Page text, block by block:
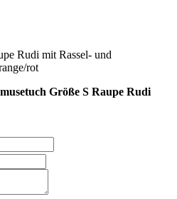
Rudi mit Rassel- und
rot
Größe S Raupe Rudi